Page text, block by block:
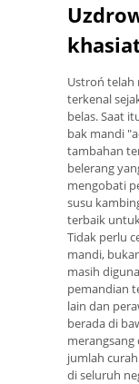
Ustroń telah
terkenal
belas. Saat
bak mandi
tambahan
belerang
mengobati
susu
terbaik
Tidak perlu
mandi,
masih
pemandian
lain dan
berada di
jumlah
di seluruh